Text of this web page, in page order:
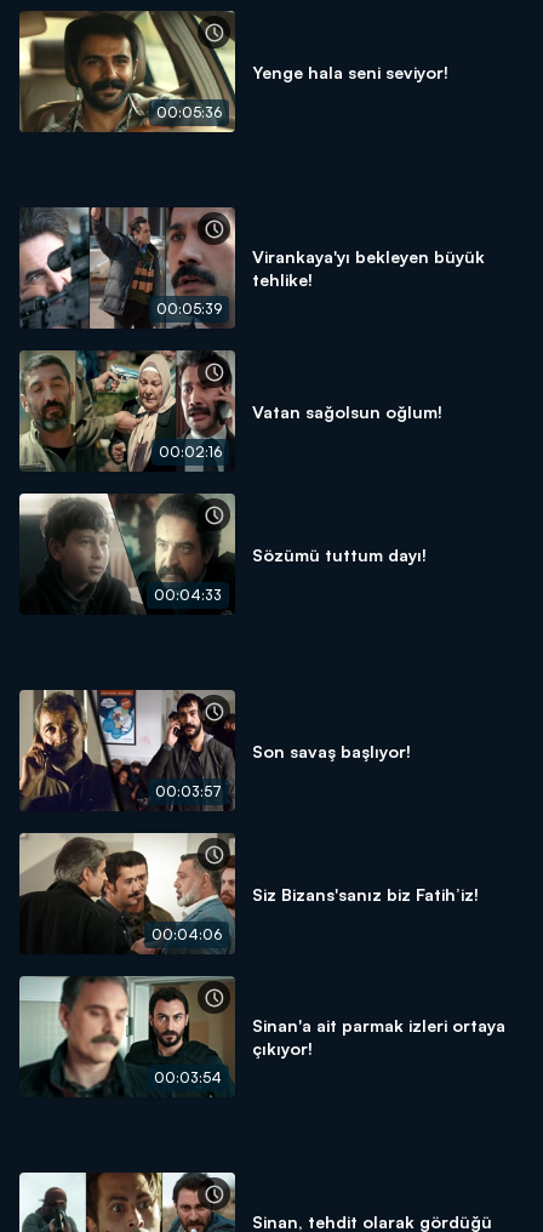
00:05:36
Yenge hala seni seviyor!
00:05:39
Virankaya'yı bekleyen büyük
tehlike!
00:02:16
Vatan sağolsun oğlum!
00:04:33
Sözümü tuttum dayı!
00:03:57
Son savaş başlıyor!
00:04:06
Siz Bizans'sanız biz Fatih’iz!
00:03:54
Sinan'a ait parmak izleri ortaya
çıkıyor!
Sinan, tehdit olarak gördüğü